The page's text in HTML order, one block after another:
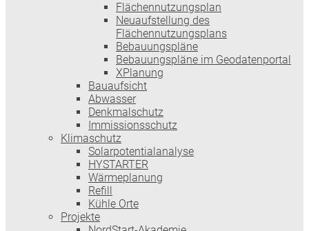
Flächennutzungsplan
Neuaufstellung des
Flächennutzungsplans
Bebauungspläne
Bebauungspläne im Geodatenportal
XPlanung
Bauaufsicht
Abwasser
Denkmalschutz
Immissionsschutz
Klimaschutz
Solarpotentialanalyse
HYSTARTER
Wärmeplanung
Refill
Kühle Orte
Projekte